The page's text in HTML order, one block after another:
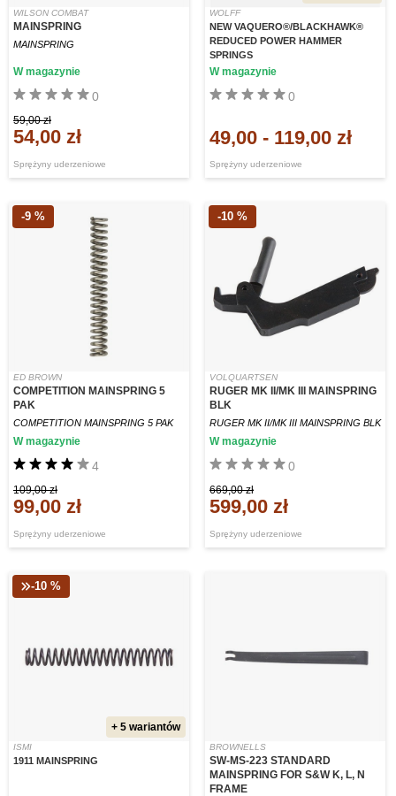
WILSON COMBAT
MAINSPRING
MAINSPRING
Sprężyny uderzeniowe
0
W magazynie
59,00 zł
54,00 zł
WOLFF
NEW VAQUERO®/BLACKHAWK®
REDUCED POWER HAMMER
SPRINGS
Sprężyny uderzeniowe
0
W magazynie
49,00 - 119,00 zł
-9 %
ED BROWN
COMPETITION MAINSPRING 5
PAK
COMPETITION MAINSPRING 5 PAK
Sprężyny uderzeniowe
4
W magazynie
109,00 zł
99,00 zł
-10 %
VOLQUARTSEN
RUGER MK II/MK III MAINSPRING
BLK
RUGER MK II/MK III MAINSPRING BLK
Sprężyny uderzeniowe
0
W magazynie
669,00 zł
599,00 zł
-10 %
+ 5 wariantów
ISMI
1911 MAINSPRING
BROWNELLS
SW-MS-223 STANDARD
MAINSPRING FOR S&W K, L, N
FRAME